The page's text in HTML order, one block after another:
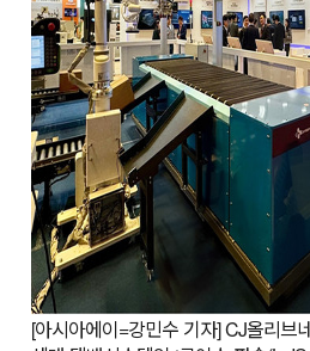
[아시아에이=강민수 기자] CJ올리브